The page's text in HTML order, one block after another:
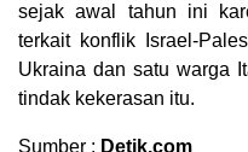
sejak awal tahun ini
terkait konflik Israel-
Ukraina dan satu warga
tindak kekerasan itu.
Sumber : Detik.com